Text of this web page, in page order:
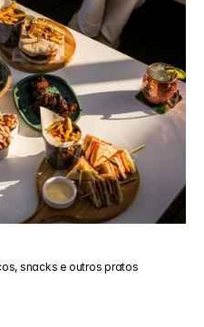
snacks e outros pratos